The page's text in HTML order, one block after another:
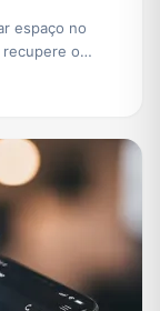
espaço no
recupere o